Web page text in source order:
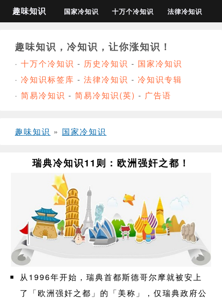
趣味知识 国家冷知识 十万个冷知识 法律冷知识
趣味知识，冷知识，让你涨知识！
· 十万个冷知识 - 历史冷知识 - 国家冷知识
· 冷知识标签库 - 法律冷知识 - 冷知识专辑
· 简易冷知识 - 简易冷知识(英) - 广告语
趣味知识 » 国家冷知识
瑞典冷知识11则：欧洲强奸之都！
从1996年开始，瑞典首都斯德哥尔摩就被安上
了「欧洲强奸之都」的「美称」，仅瑞典政府公